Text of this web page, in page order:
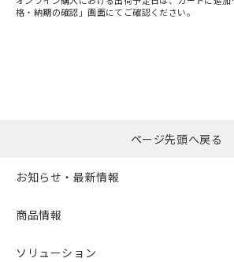
漏れ電流特性
格・納期の確認」画面にてご確認ください。
ページ先頭へ戻る
お知らせ・最新情報
商品情報
ソリューション